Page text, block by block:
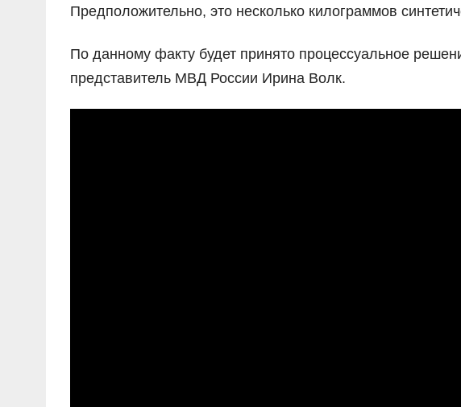
Предположительно, это несколько килограммов
По данному факту будет принято процессуальное
представитель МВД России Ирина Волк.